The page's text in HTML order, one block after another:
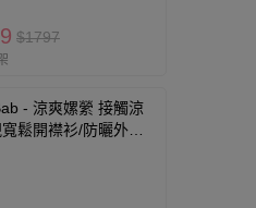
$1797
- 涼爽嫘縈 接觸涼
鬆開襟衫/防曬外套-